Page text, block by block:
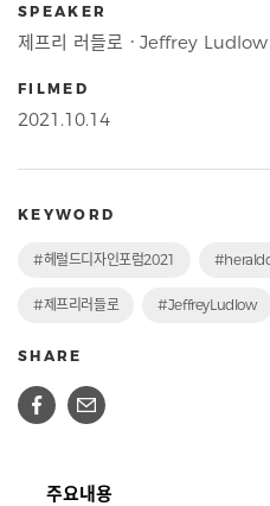
SPEAKER
제프리 러들로ㆍJeffrey Ludlow
FILMED
2021.10.14
KEYWORD
#헤럴드디자인포럼2021
#제프리러들로 #JeffreyLudlow
SHARE
주요내용